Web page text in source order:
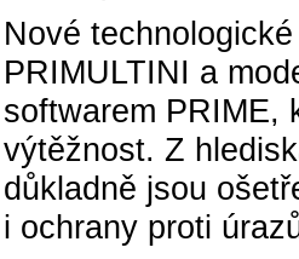
Nové
PRIMULTINI a
softwarem PRIME,
výtěžnost. Z
důkladně jsou
i ochrany proti